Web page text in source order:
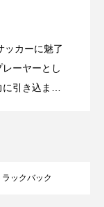
ッカーに魅了
ーヤーとし
引き込まれ
も、さりげ
いいな、
Ballonéです。
発売！
ラックバック